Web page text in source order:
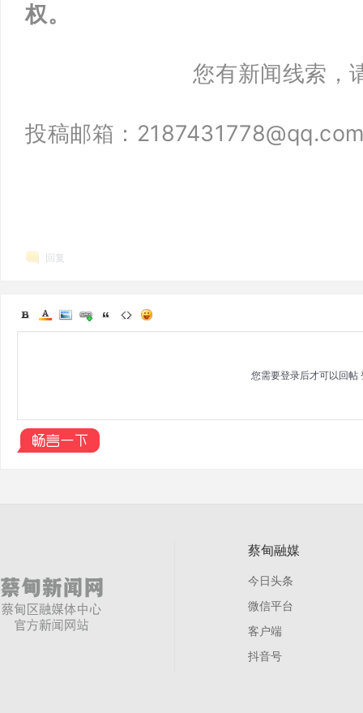
权。
您有新闻线索，
投稿邮箱：
回复
您需要登录后才可以回帖
蔡甸融媒
今日头条
微信平台
客户端
抖音号